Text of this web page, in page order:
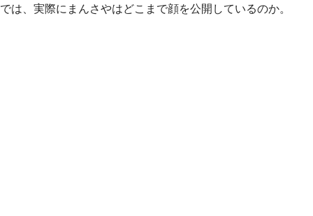
では、実際にまんさやはどこまで顔を公開しているのか。